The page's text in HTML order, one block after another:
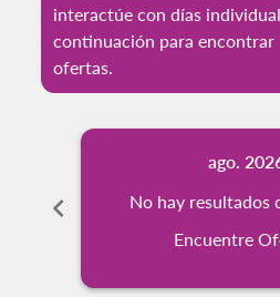
interactúe con días
continuación para encontrar
ofertas.
chevron_left
ago.
No hay resultados
Encuentre